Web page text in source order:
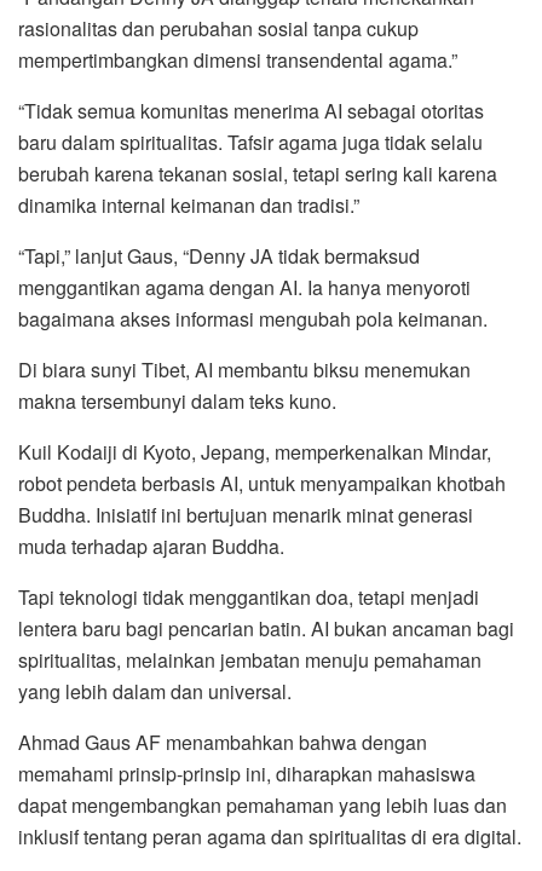
rasionalitas dan perubahan sosial tanpa cukup
mempertimbangkan dimensi transendental agama.”
“Tidak semua komunitas menerima AI sebagai otoritas
baru dalam spiritualitas. Tafsir agama juga tidak selalu
berubah karena tekanan sosial, tetapi sering kali karena
dinamika internal keimanan dan tradisi.”
“Tapi,” lanjut Gaus, “Denny JA tidak bermaksud
menggantikan agama dengan AI. Ia hanya menyoroti
bagaimana akses informasi mengubah pola keimanan.
Di biara sunyi Tibet, AI membantu biksu menemukan
makna tersembunyi dalam teks kuno.
Kuil Kodaiji di Kyoto, Jepang, memperkenalkan Mindar,
robot pendeta berbasis AI, untuk menyampaikan khotbah
Buddha. Inisiatif ini bertujuan menarik minat generasi
muda terhadap ajaran Buddha.
Tapi teknologi tidak menggantikan doa, tetapi menjadi
lentera baru bagi pencarian batin. AI bukan ancaman bagi
spiritualitas, melainkan jembatan menuju pemahaman
yang lebih dalam dan universal.
Ahmad Gaus AF menambahkan bahwa dengan
memahami prinsip-prinsip ini, diharapkan mahasiswa
dapat mengembangkan pemahaman yang lebih luas dan
inklusif tentang peran agama dan spiritualitas di era digital.